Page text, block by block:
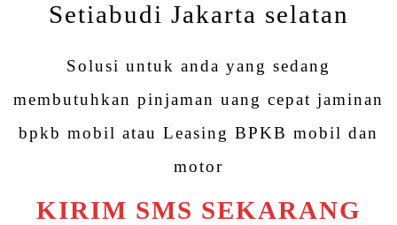
Setiabudi Jakarta selatan
Solusi untuk anda yang sedang
membutuhkan pinjaman uang cepat jaminan
bpkb mobil atau Leasing BPKB mobil dan
motor
KIRIM SMS SEKARANG